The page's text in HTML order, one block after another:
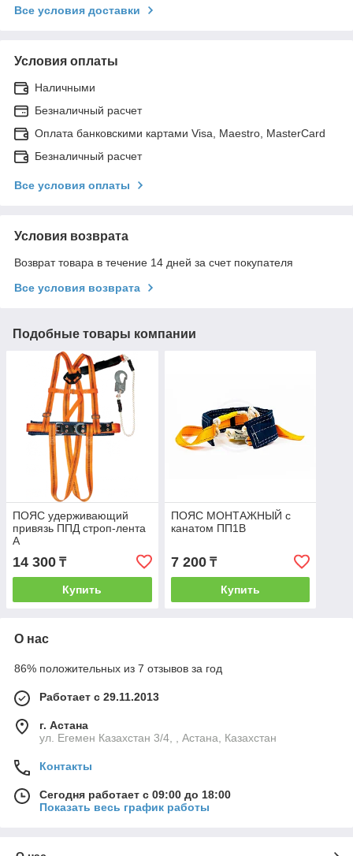
Все условия доставки
Условия оплаты
Наличными
Безналичный расчет
Оплата банковскими картами Visa, Maestro, MasterCard
Безналичный расчет
Все условия оплаты
Условия возврата
Возврат товара в течение 14 дней за счет покупателя
Все условия возврата
Подобные товары компании
ПОЯС удерживающий
привязь ППД строп-лента
А
14 300 ₸
Купить
ПОЯС МОНТАЖНЫЙ с
канатом ПП1В
7 200₸
Купить
О нас
86% положительных из 7 отзывов за год
Работает с 29.11.2013
г. Астана
ул. Егемен Казахстан 3/4, , Астана, Казахстан
Контакты
Сегодня работает с 09:00 до 18:00
Показать весь график работы